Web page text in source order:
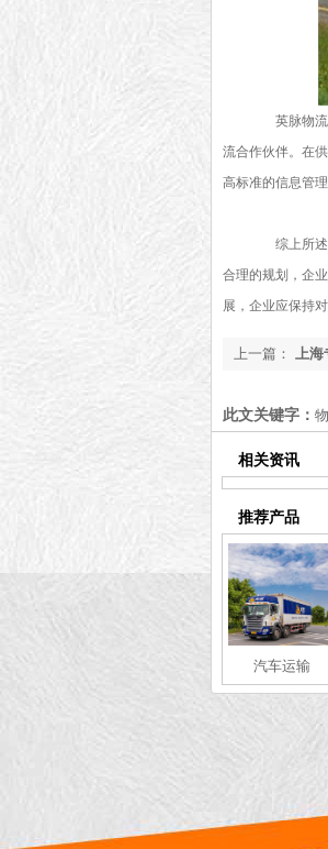
英脉物流
流合作伙伴。在
高标准的信息管理
综上所述
合理的规划，企
展，企业应保持
上一篇： 上海
此文关键字：
相关资讯
推荐产品
汽车运输